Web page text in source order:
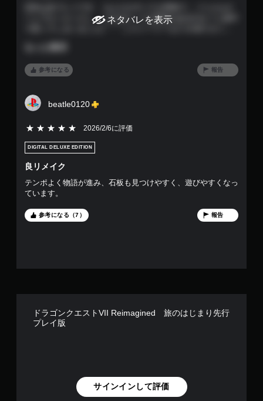
ネタバレを表示
ートでさくさくだし、これはやってる意味があるのか？と途中
ってかんじで、、。 ドールルックは可愛くてとても良かった
参考になる 報告
beatle0120
5段階評価の5 2026/2/6に評価
DIGITAL DELUXE EDITION
良リメイク
テンポよく物語が進み、石板も見つけやすく、遊びやすくなっ
ています。
参考になる（7） 報告
ドラゴンクエストVII Reimagined 旅のはじまり先行
プレイ版
サインインして評価